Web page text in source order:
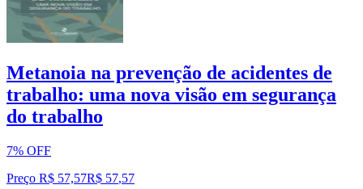
Metanoia na prevenção de acidentes de
trabalho: uma nova visão em segurança
do trabalho
7% OFF
Preço R$ 57,57R$ 57,57